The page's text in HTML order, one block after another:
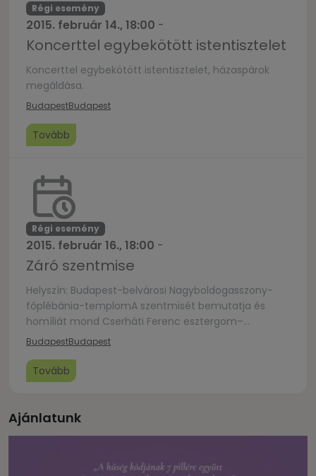
Régi esemény
2015. február 14., 18:00 -
Koncerttel egybekötött istentisztelet
Koncerttel egybekötött istentisztelet, házaspárok
megáldása.
BudapestBudapest
Tovább
Régi esemény
2015. február 16., 18:00 -
Záró szentmise
Helyszín: Budapest-belvárosi Nagyboldogasszony-
főplébánia-templomA szentmisét bemutatja és
homíliát mond Cserháti Ferenc esztergom–
budapesti segédpüspök
BudapestBudapest
Tovább
Ajánlatunk